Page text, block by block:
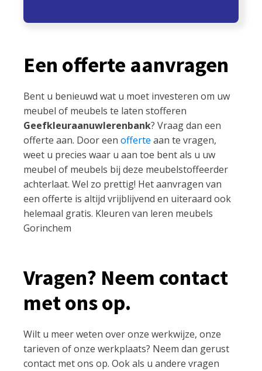
Een offerte aanvragen
Bent u benieuwd wat u moet investeren om uw
meubel of meubels te laten stofferen
Geefkleuraanuwlerenbank? Vraag dan een
offerte aan. Door een offerte aan te vragen,
weet u precies waar u aan toe bent als u uw
meubel of meubels bij deze meubelstoffeerder
achterlaat. Wel zo prettig! Het aanvragen van
een offerte is altijd vrijblijvend en uiteraard ook
helemaal gratis. Kleuren van leren meubels
Gorinchem
Vragen? Neem contact
met ons op.
Wilt u meer weten over onze werkwijze, onze
tarieven of onze werkplaats? Neem dan gerust
contact met ons op. Ook als u andere vragen